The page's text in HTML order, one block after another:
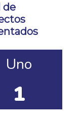
de
Uno
1